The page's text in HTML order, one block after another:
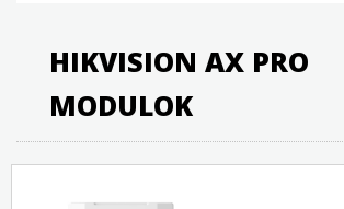
HIKVISION AX PRO
MODULOK